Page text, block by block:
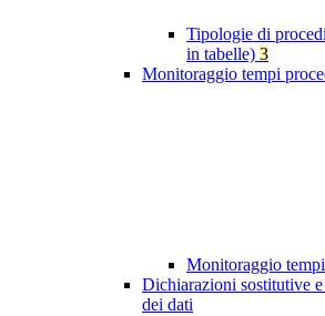
Tipologie di
in tabelle) 3
Monitoraggio tempi
Monitoraggio
Dichiarazioni sostitutive
dei dati